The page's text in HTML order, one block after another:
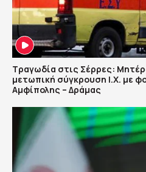
Τραγωδία στις Σέρρες:
μετωπική σύγκρουση Ι.Χ. με
Αμφίπολης – Δράμας